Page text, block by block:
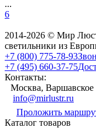
...
6
2014-2026 © Мир
светильники из
+7 (800) 775-78-93
+7 (495) 660-37-75
Контакты:
Москва, Варшавское
info@mirlustr.ru
Проложить
Каталог товаров